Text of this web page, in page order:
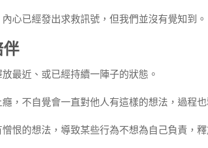
心已經發出求救訊號，但我們並沒有覺知到。
伴
最近、或已經持續一陣子的狀態。
癮，不自覺會一直對他人有這樣的想法，過程
憎恨的想法，導致某些行為不想為自己負責，